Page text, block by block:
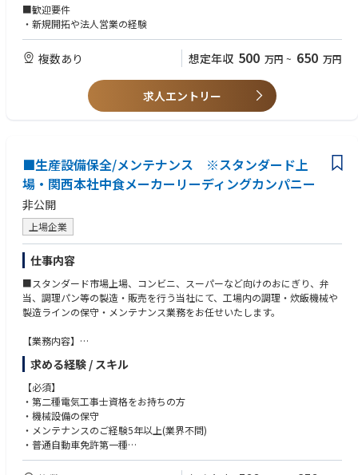
■歓迎要件
・新規開拓や法人営業の経験
複数あり 想定年収 500 万円 ~ 650 万円
求人エントリー
■生産設備保全/メンテナンス ※スタンダード上
場・関西本社中食メーカーリーディングカンパニー
非公開
上場企業
仕事内容
■スタンダード市場上場、コンビニ、スーパーなど向けのおにぎり、弁
当、調理パン等の製造・販売を行う当社にて、工場内の調理・炊飯機械や
製造ラインの保守・メンテナンス業務をお任せいたします。
【業務内容】
・安定した製造環境の構築
・機械設備の導入
・機械設備の保守
・その他、関連業務全般
求める経験 / スキル
【必須】
・第二種電気工事士資格をお持ちの方
・機械設備の保守
・メンテナンスのご経験5年以上(業界不問)
・普通自動車免許第一種
【歓迎】